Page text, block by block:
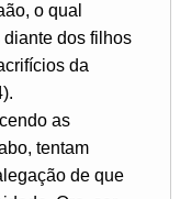
o qual
dos filhos
da
as
tentam
de que